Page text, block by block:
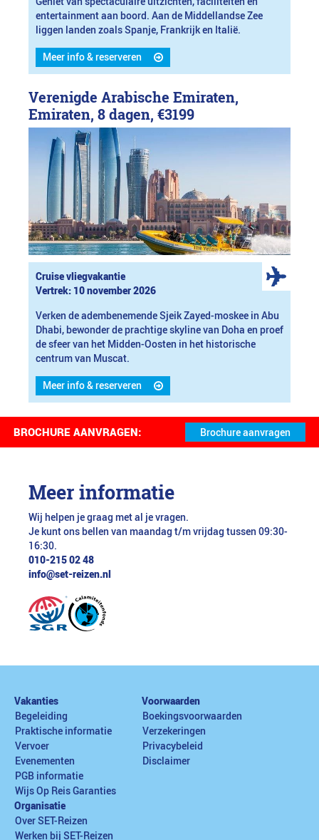
entertainment aan boord. Aan de Middellandse Zee
liggen landen zoals Spanje, Frankrijk en Italië.
Meer info & reserveren
Verenigde Arabische Emiraten,
Emiraten, 8 dagen, €3199
Cruise vliegvakantie
Vertrek: 10 november 2026
Verken de adembenemende Sjeik Zayed-moskee in Abu
Dhabi, bewonder de prachtige skyline van Doha en proef
de sfeer van het Midden-Oosten in het historische
centrum van Muscat.
Meer info & reserveren
BROCHURE AANVRAGEN:
Meer informatie
Wij helpen je graag met al je vragen.
Je kunt ons bellen van maandag t/m vrijdag tussen 09:30-
16:30.
010-215 02 48
info@set-reizen.nl
Vakanties
Begeleiding
Praktische informatie
Vervoer
Evenementen
PGB informatie
Wijs Op Reis Garanties
Voorwaarden
Boekingsvoorwaarden
Verzekeringen
Privacybeleid
Disclaimer
Organisatie
Over SET-Reizen
Werken bij SET-Reizen